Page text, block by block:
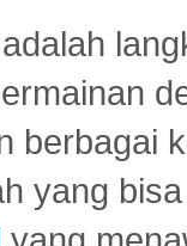
berbagai
yang